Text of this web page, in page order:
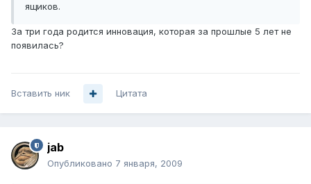
ящиков.
За три года родится инновация, которая за прошлые 5 лет не
появилась?
Вставить ник Цитата
jab
Опубликовано 7 января, 2009